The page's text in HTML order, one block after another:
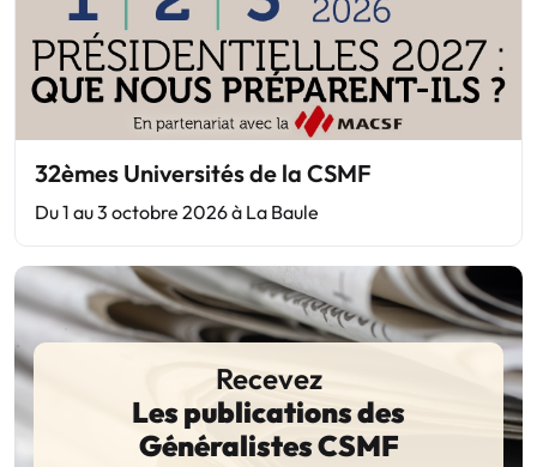
32èmes Universités de la CSMF
Du 1 au 3 octobre 2026 à La Baule
Recevez
Les publications des
Généralistes CSMF